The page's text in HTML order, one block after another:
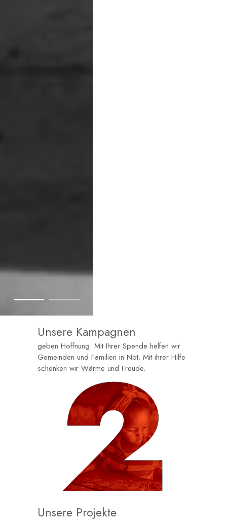
Unsere Kampagnen
geben Hoffnung. Mit Ihrer Spende helfen wir
Gemeinden und Familien in Not. Mit ihrer Hilfe
schenken wir Wärme und Freude.
Unsere Projekte